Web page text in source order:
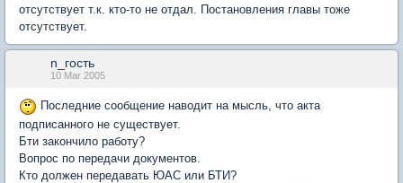
отсутствует т.к. кто-то не отдал. Постановления главы тоже
отсутствует.
n_гость
10 Mar 2005
Последние сообщение наводит на мысль, что акта
подписанного не существует.
Бти закончило работу?
Вопрос по передачи документов.
Кто должен передавать ЮАС или БТИ?